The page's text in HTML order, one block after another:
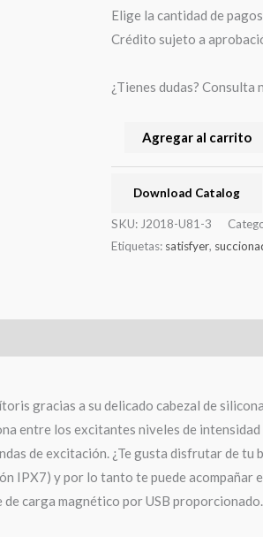
Elige la cantidad de
Crédito sujeto a
¿Tienes dudas? Consulta
Agregar al carrito
Download Catalog
SKU: J2018-U81-3
Etiquetas: satisfyer,
gracias a su delicado cabezal de
entre los excitantes niveles de
de excitación. ¿Te gusta disfrutar de
IPX7) y por lo tanto te puede acompañar
carga magnético por USB proporcionado.